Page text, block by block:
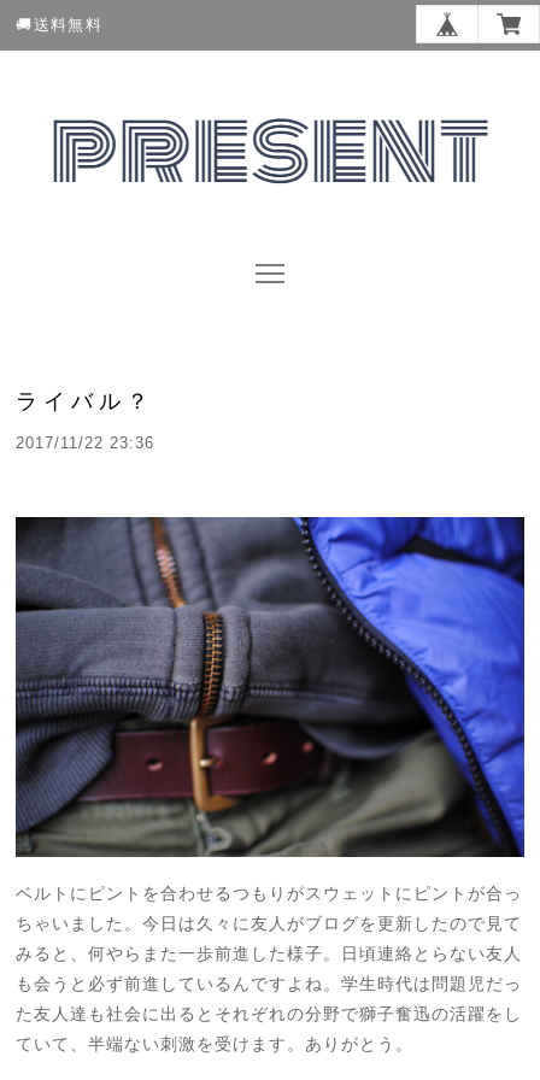
🚚送料無料
ライバル？
2017/11/22 23:36
ベルトにピントを合わせるつもりがスウェットにピントが合っ
ちゃいました。今日は久々に友人がブログを更新したので見て
みると、何やらまた一歩前進した様子。日頃連絡とらない友人
も会うと必ず前進しているんですよね。学生時代は問題児だっ
た友人達も社会に出るとそれぞれの分野で獅子奮迅の活躍をし
ていて、半端ない刺激を受けます。ありがとう。